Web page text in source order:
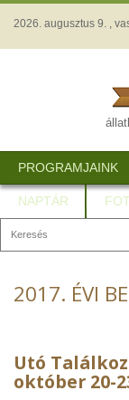
2026. augusztus 9. ,
PROGRAMJAINK
NAPTÁR
2017. ÉVI
Utó
október 20-